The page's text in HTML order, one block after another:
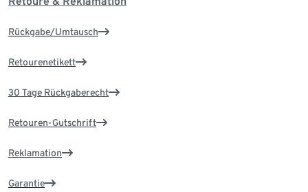
Rückgabe/Umtausch
Retourenetikett
30 Tage Rückgaberecht
Retouren-Gutschrift
Reklamation
Garantie